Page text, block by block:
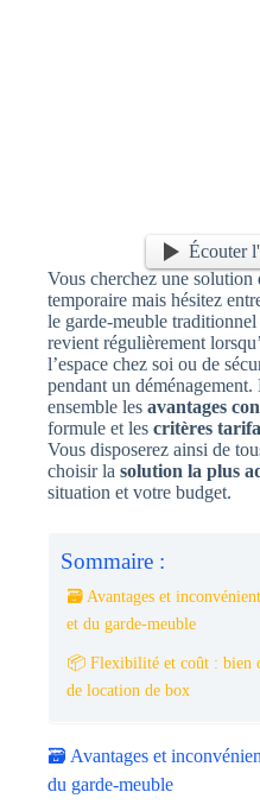
Écouter
Vous cherchez une solution
temporaire mais hésitez
le garde-meuble traditionnel
revient régulièrement
l’espace chez soi ou de
pendant un
ensemble les avantages
formule et les critères
Vous disposerez ainsi de
choisir la solution la plus
situation et votre budget.
Sommaire :
🗃️ Avantages et
et du garde-meuble
📦 Flexibilité et coût : bien
de location de box
🗃️ Avantages et
du garde-meuble